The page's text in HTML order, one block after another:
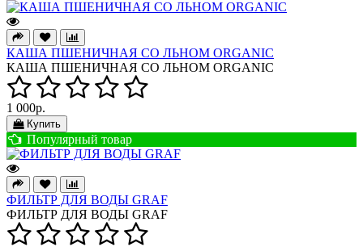
КАША ПШЕНИЧНАЯ СО ЛЬНОМ ORGANIC
КАША ПШЕНИЧНАЯ СО ЛЬНОМ ORGANIC
1 000р.
Купить
Популярный товар
ФИЛЬТР ДЛЯ ВОДЫ GRAF
ФИЛЬТР ДЛЯ ВОДЫ GRAF